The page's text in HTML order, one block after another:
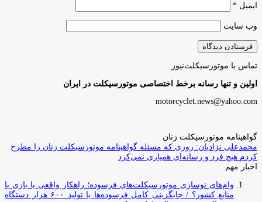
ایمیل *
وب‌ سایت
تماس با موتورسیکلت‌نیوز
اولین و تنها رسانه برخط اختصاصی موتورسیکلت در ایران
motorcyclet.news@yahoo.com
گواهینامه موتورسیکلت زنان
محمدعلی نژادیان: روزی که مسئله گواهینامه موتورسیکلت زنان را مطرح
کردم هیچ فرد و رسانه‌ای همیاری نمی‌کرد
اخبار مهم
وام‌های نوسازی موتورسیکلت‌های فرسوده؛ راهکار واقعی یا بازی با
منابع کشور؟ / جایگزینی کامل فرسوده‌ها با تولید ۶۰۰ هزار دستگاه